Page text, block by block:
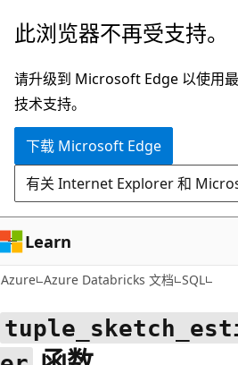
跳
主
要
内
此浏览器不再受支持。
请升级到 Microsoft Edge 以使用
技术支持。
下载 Microsoft Edge
有关 Internet Explorer 和
Learn
Azure Azure Databricks 文档 SQL